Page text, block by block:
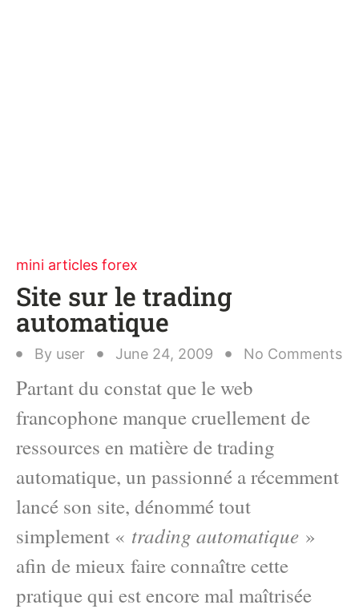
mini articles forex
Site sur le trading
automatique
By user June 24, 2009 No Comments
Partant du constat que le web
francophone manque cruellement de
ressources en matière de trading
automatique, un passionné a récemment
lancé son site, dénommé tout
simplement « trading automatique »
afin de mieux faire connaître cette
pratique qui est encore mal maîtrisée